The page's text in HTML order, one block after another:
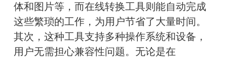
体和图片等，而在线转换工具则能自动完成
这些繁琐的工作，为用户节省了大量时间。
其次，这种工具支持多种操作系统和设备，
用户无需担心兼容性问题。无论是在